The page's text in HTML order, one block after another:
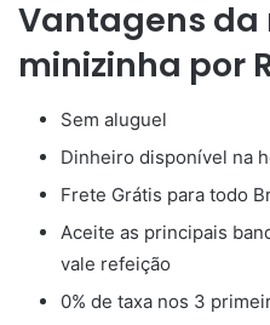
Vantagens
minizinha por
Sem aluguel
Dinheiro disponível na
Frete Grátis para todo
Aceite as principais
vale refeição
0% de taxa nos 3